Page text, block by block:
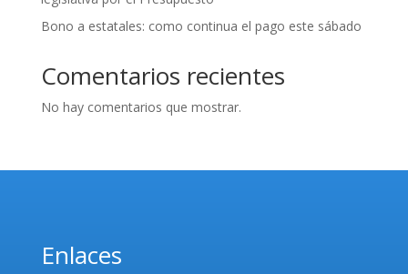
Bono a estatales: como continua el pago este sábado
Comentarios recientes
No hay comentarios que mostrar.
Enlaces